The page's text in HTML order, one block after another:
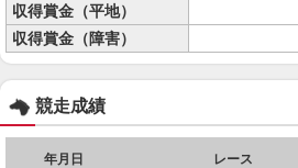
収得賞金（平地）
収得賞金（障害）
競走成績
年月日 レース